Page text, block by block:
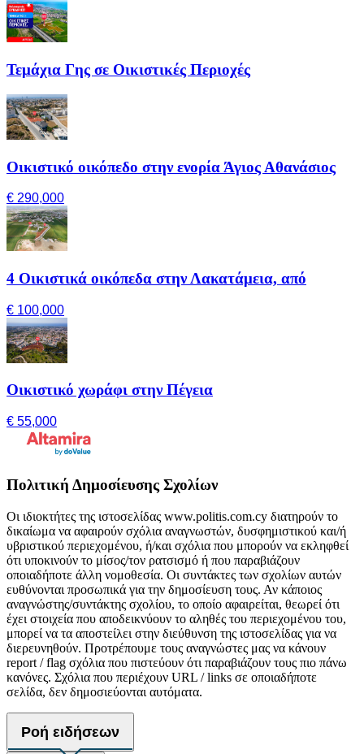
Τεμάχια Γης σε Οικιστικές Περιοχές
Οικιστικό οικόπεδο στην ενορία Άγιος Αθανάσιος
€ 290,000
4 Οικιστικά οικόπεδα στην Λακατάμεια, από
€ 100,000
Οικιστικό χωράφι στην Πέγεια
€ 55,000
Πολιτική Δημοσίευσης Σχολίων
Οι ιδιοκτήτες της ιστοσελίδας www.politis.com.cy διατηρούν το
δικαίωμα να αφαιρούν σχόλια αναγνωστών, δυσφημιστικού και/ή
υβριστικού περιεχομένου, ή/και σχόλια που μπορούν να εκληφθεί
ότι υποκινούν το μίσος/τον ρατσισμό ή που παραβιάζουν
οποιαδήποτε άλλη νομοθεσία. Οι συντάκτες των σχολίων αυτών
ευθύνονται προσωπικά για την δημοσίευση τους. Αν κάποιος
αναγνώστης/συντάκτης σχολίου, το οποίο αφαιρείται, θεωρεί ότι
έχει στοιχεία που αποδεικνύουν το αληθές του περιεχομένου του,
μπορεί να τα αποστείλει στην διεύθυνση της ιστοσελίδας για να
διερευνηθούν. Προτρέπουμε τους αναγνώστες μας να κάνουν
report / flag σχόλια που πιστεύουν ότι παραβιάζουν τους πιο πάνω
κανόνες. Σχόλια που περιέχουν URL / links σε οποιαδήποτε
σελίδα, δεν δημοσιεύονται αυτόματα.
Ροή ειδήσεων